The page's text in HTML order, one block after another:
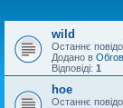
wild
Останнє
Додано в
Відповіді: 1
hoe
Останнє